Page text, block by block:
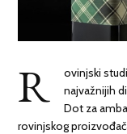
R
ovinjski
najvažnijih
Dot za
rovinjskog